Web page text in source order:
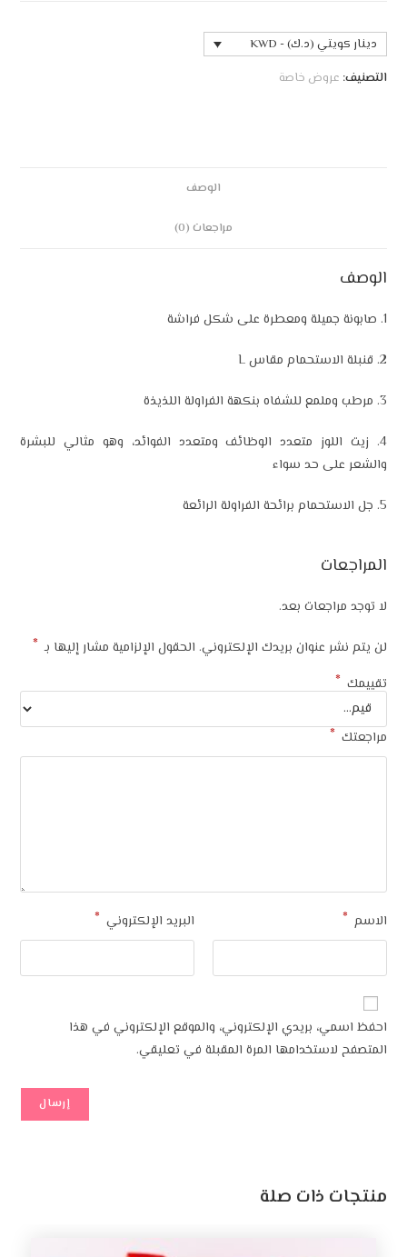
دينار كويتي (د.ك) - KWD
التصنيف: عروض خاصة
الوصف
مراجعات (0)
الوصف
1. صابونة جميلة ومعطرة على شكل فراشة
2. قنبلة الاستحمام مقاس L
3. مرطب وملمع للشفاه بنكهة الفراولة اللذيذة
4. زيت اللوز متعدد الوظائف ومتعدد الفوائد، وهو مثالي للبشرة
والشعر على حد سواء
5. جل الاستحمام برائحة الفراولة الرائعة
المراجعات
لا توجد مراجعات بعد.
لن يتم نشر عنوان بريدك الإلكتروني. الحقول الإلزامية مشار إليها بـ *
تقييمك *
مراجعتك *
الاسم * البريد الإلكتروني *
احفظ اسمي، بريدي الإلكتروني، والموقع الإلكتروني في هذا
المتصفح لاستخدامها المرة المقبلة في تعليقي.
منتجات ذات صلة